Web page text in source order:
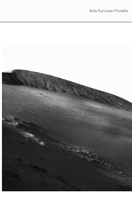
Arttu Karvonen Portable